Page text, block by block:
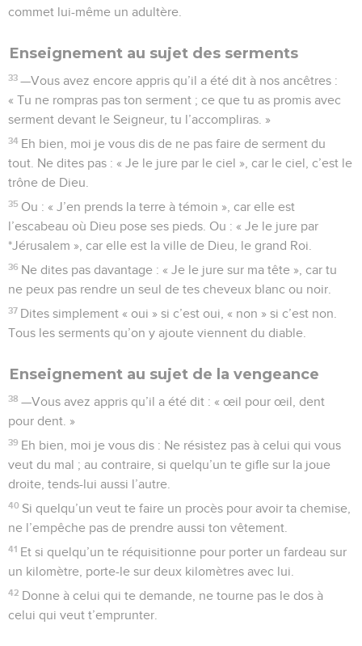
commet lui-même un adultère.
Enseignement au sujet des serments
33 —Vous avez encore appris qu’il a été dit à nos ancêtres :
« Tu ne rompras pas ton serment ; ce que tu as promis avec
serment devant le Seigneur, tu l’accompliras. »
34 Eh bien, moi je vous dis de ne pas faire de serment du
tout. Ne dites pas : « Je le jure par le ciel », car le ciel, c’est le
trône de Dieu.
35 Ou : « J’en prends la terre à témoin », car elle est
l’escabeau où Dieu pose ses pieds. Ou : « Je le jure par
*Jérusalem », car elle est la ville de Dieu, le grand Roi.
36 Ne dites pas davantage : « Je le jure sur ma tête », car tu
ne peux pas rendre un seul de tes cheveux blanc ou noir.
37 Dites simplement « oui » si c’est oui, « non » si c’est non.
Tous les serments qu’on y ajoute viennent du diable.
Enseignement au sujet de la vengeance
38 —Vous avez appris qu’il a été dit : « œil pour œil, dent
pour dent. »
39 Eh bien, moi je vous dis : Ne résistez pas à celui qui vous
veut du mal ; au contraire, si quelqu’un te gifle sur la joue
droite, tends-lui aussi l’autre.
40 Si quelqu’un veut te faire un procès pour avoir ta chemise,
ne l’empêche pas de prendre aussi ton vêtement.
41 Et si quelqu’un te réquisitionne pour porter un fardeau sur
un kilomètre, porte-le sur deux kilomètres avec lui.
42 Donne à celui qui te demande, ne tourne pas le dos à
celui qui veut t’emprunter.